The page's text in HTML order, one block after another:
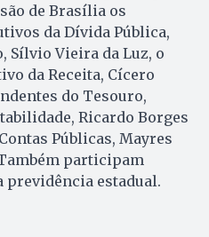
de Brasília os
da Dívida Pública,
Sílvio Vieira da Luz, o
da Receita, Cícero
do Tesouro,
Ricardo Borges
Públicas, Mayres
participam
previdência estadual.